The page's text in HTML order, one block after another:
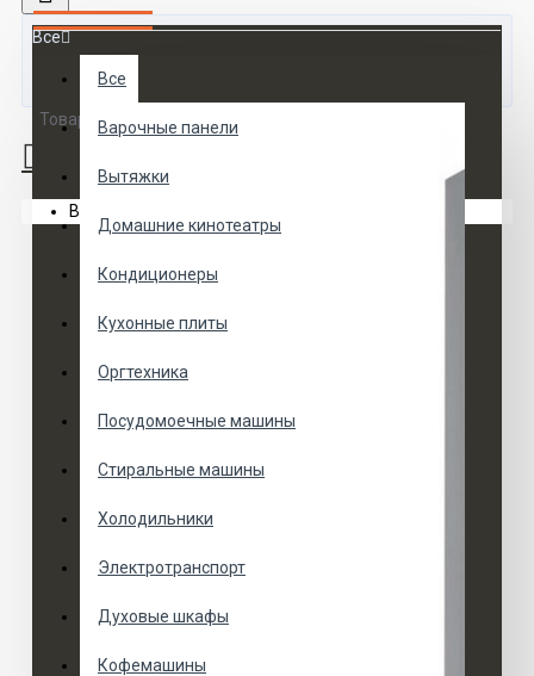
Все
Все
Варочные панели
Вытяжки
Домашние кинотеатры
Кондиционеры
Кухонные плиты
Оргтехника
Посудомоечные машины
Стиральные машины
Холодильники
Электротранспорт
Духовые шкафы
Кофемашины
Товаров 0 (0 руб.)
Ваша корзина пуста!